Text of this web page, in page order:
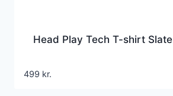
Head Play Tech T-shirt Slate
499 kr.